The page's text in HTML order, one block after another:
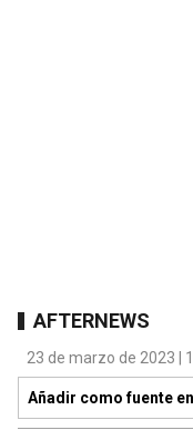
AFTERNEWS
23 de marzo de 2023 |
Añadir como fuente en